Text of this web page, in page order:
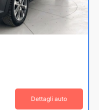
Dettagli auto